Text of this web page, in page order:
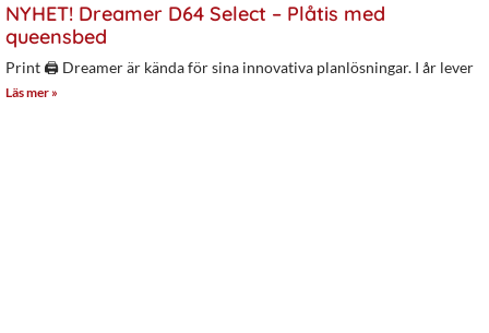
NYHET! Dreamer D64 Select – Plåtis med
queensbed
Print 🖨 Dreamer är kända för sina innovativa planlösningar. I år lever
Läs mer »